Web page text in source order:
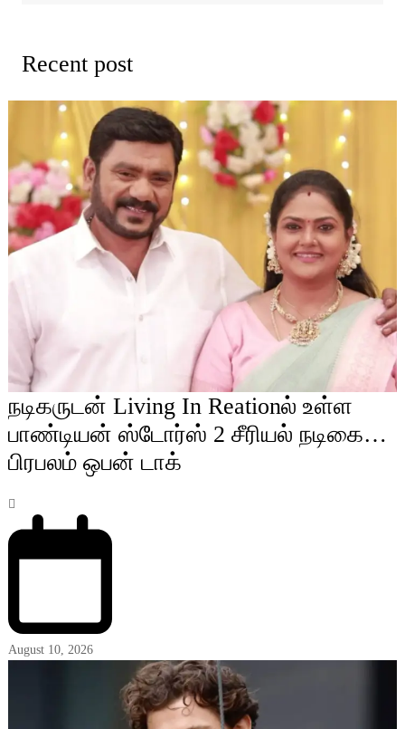
Recent post
நடிகருடன் Living In Reationல் உள்ள
பாண்டியன் ஸ்டோர்ஸ் 2 சீரியல் நடிகை…
பிரபலம் ஒபன் டாக்
August 10, 2026